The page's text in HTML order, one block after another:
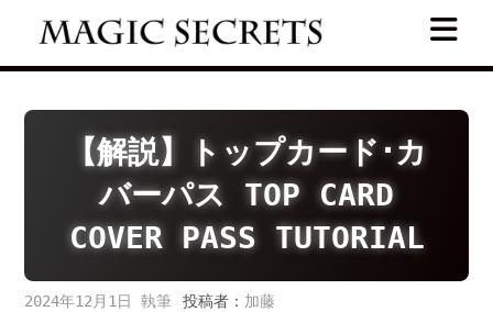
【解説】トップカード･カ
バーパス TOP CARD
COVER PASS TUTORIAL
2024年12月1日 投稿者： 加藤